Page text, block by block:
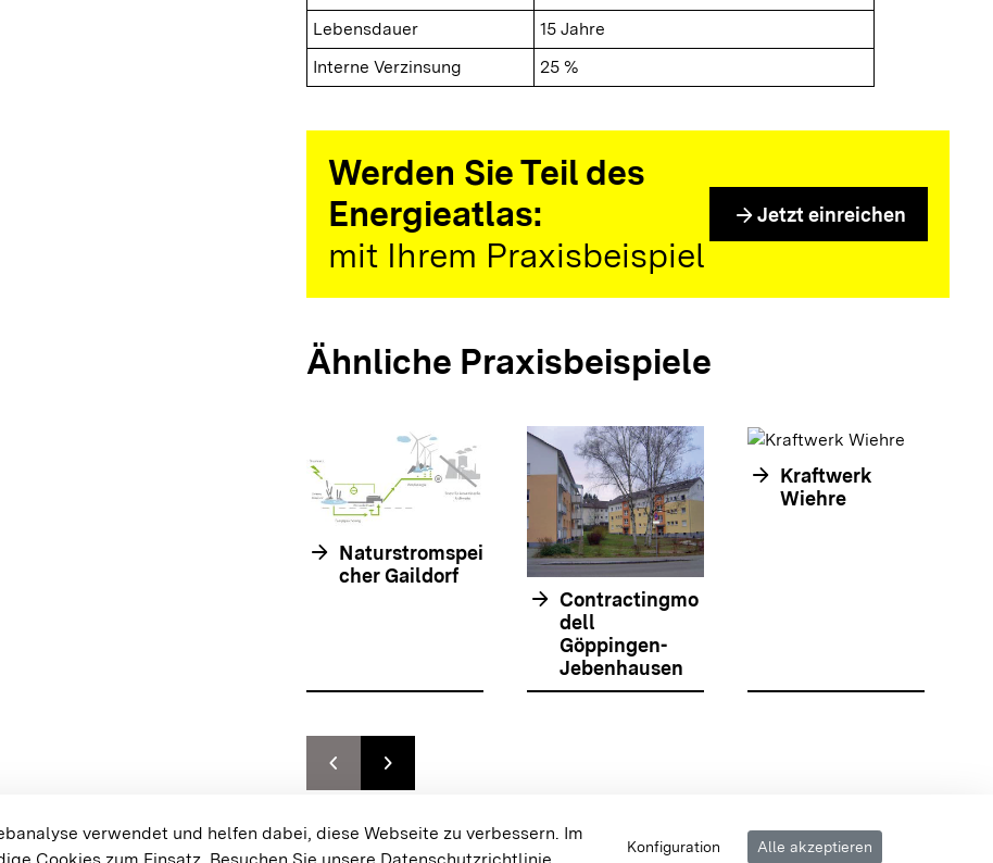
Lebensdauer
15 Jahre
Interne Verzinsung
25 %
Werden Sie Teil des
Energieatlas:
mit Ihrem Praxisbeispiel
arrow_forward Jetzt einreichen
Ähnliche Praxisbeispiele
arrow_forward Naturstromspei
cher Gaildorf
arrow_forward Contractingmo
dell
Göppingen-
Jebenhausen
arrow_forward Kraftwerk
Wiehre
chevron_leftZur vorhergehenden Folie springen
chevron_rightZur nächsten Folie springen
{{#displayPraxisbeispielMap}} {{{body}}} {{/displayPraxisbeispielMap}}
verwendet und helfen dabei, diese Webseite zu verbessern. Im
Konfiguration Alle akzeptieren